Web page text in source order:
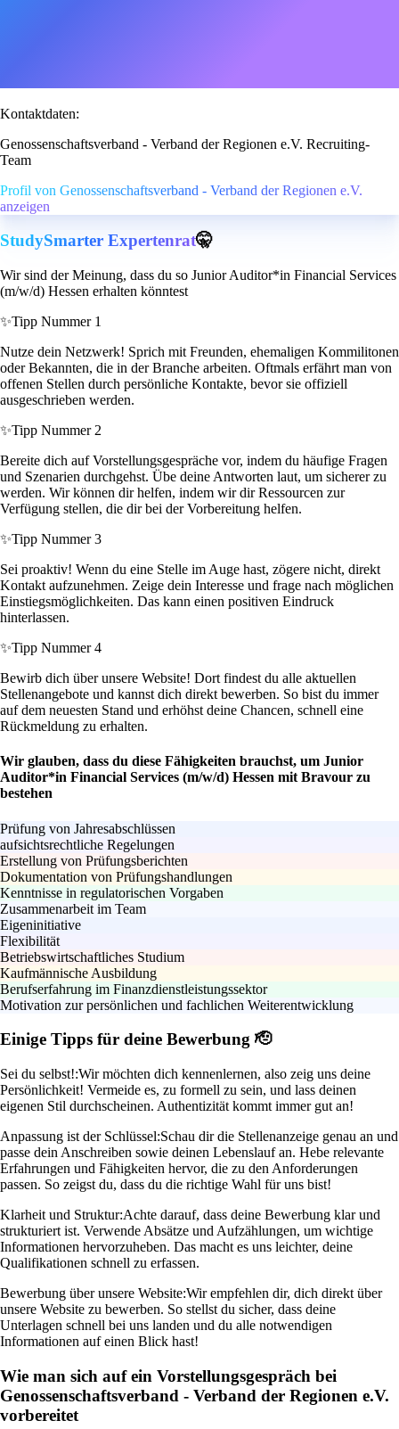
Kontaktdaten:
Genossenschaftsverband - Verband der Regionen e.V. Recruiting-
Team
Profil von Genossenschaftsverband - Verband der Regionen e.V.
anzeigen
StudySmarter Expertenrat🤫
Wir sind der Meinung, dass du so Junior Auditor*in Financial Services
(m/w/d) Hessen erhalten könntest
✨Tipp Nummer 1
Nutze dein Netzwerk! Sprich mit Freunden, ehemaligen Kommilitonen
oder Bekannten, die in der Branche arbeiten. Oftmals erfährt man von
offenen Stellen durch persönliche Kontakte, bevor sie offiziell
ausgeschrieben werden.
✨Tipp Nummer 2
Bereite dich auf Vorstellungsgespräche vor, indem du häufige Fragen
und Szenarien durchgehst. Übe deine Antworten laut, um sicherer zu
werden. Wir können dir helfen, indem wir dir Ressourcen zur
Verfügung stellen, die dir bei der Vorbereitung helfen.
✨Tipp Nummer 3
Sei proaktiv! Wenn du eine Stelle im Auge hast, zögere nicht, direkt
Kontakt aufzunehmen. Zeige dein Interesse und frage nach möglichen
Einstiegsmöglichkeiten. Das kann einen positiven Eindruck
hinterlassen.
✨Tipp Nummer 4
Bewirb dich über unsere Website! Dort findest du alle aktuellen
Stellenangebote und kannst dich direkt bewerben. So bist du immer
auf dem neuesten Stand und erhöhst deine Chancen, schnell eine
Rückmeldung zu erhalten.
Wir glauben, dass du diese Fähigkeiten brauchst, um Junior
Auditor*in Financial Services (m/w/d) Hessen mit Bravour zu
bestehen
Prüfung von Jahresabschlüssen
aufsichtsrechtliche Regelungen
Erstellung von Prüfungsberichten
Dokumentation von Prüfungshandlungen
Kenntnisse in regulatorischen Vorgaben
Zusammenarbeit im Team
Eigeninitiative
Flexibilität
Betriebswirtschaftliches Studium
Kaufmännische Ausbildung
Berufserfahrung im Finanzdienstleistungssektor
Motivation zur persönlichen und fachlichen Weiterentwicklung
Einige Tipps für deine Bewerbung 🫡
Sei du selbst!:Wir möchten dich kennenlernen, also zeig uns deine
Persönlichkeit! Vermeide es, zu formell zu sein, und lass deinen
eigenen Stil durchscheinen. Authentizität kommt immer gut an!
Anpassung ist der Schlüssel:Schau dir die Stellenanzeige genau an und
passe dein Anschreiben sowie deinen Lebenslauf an. Hebe relevante
Erfahrungen und Fähigkeiten hervor, die zu den Anforderungen
passen. So zeigst du, dass du die richtige Wahl für uns bist!
Klarheit und Struktur:Achte darauf, dass deine Bewerbung klar und
strukturiert ist. Verwende Absätze und Aufzählungen, um wichtige
Informationen hervorzuheben. Das macht es uns leichter, deine
Qualifikationen schnell zu erfassen.
Bewerbung über unsere Website:Wir empfehlen dir, dich direkt über
unsere Website zu bewerben. So stellst du sicher, dass deine
Unterlagen schnell bei uns landen und du alle notwendigen
Informationen auf einen Blick hast!
Wie man sich auf ein Vorstellungsgespräch bei
Genossenschaftsverband - Verband der Regionen e.V.
vorbereitet